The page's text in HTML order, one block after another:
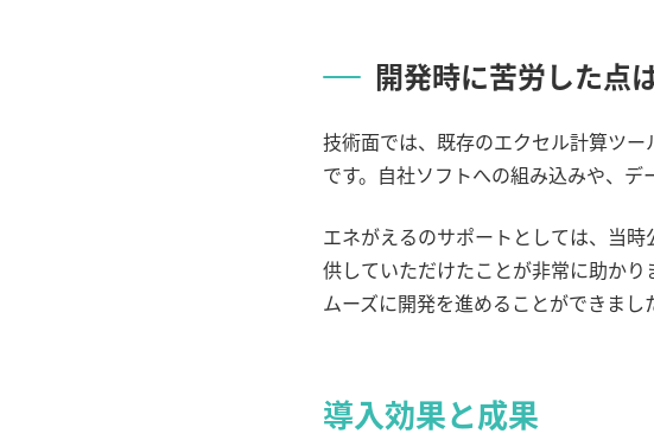
開発時に苦労した点
技術面では、既存のエクセル計算ツ
です。自社ソフトへの組み込みや、デ
エネがえるのサポートとしては、当
供していただけたことが非常に助か
ムーズに開発を進めることができまし
導入効果と成果